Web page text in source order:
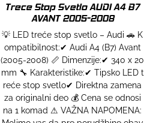
Trece Stop Svetlo AUDI A4 B7
AVANT 2005-2008
💡 LED treće stop svetlo – Audi 🚗 K
ompatibilnost:✔ Audi A4 (B7) Avant
(2005-2008) 📏 Dimenzije:✔ 340 x 20
mm 🔧 Karakteristike:✔ Tipsko LED t
reće stop svetlo✔ Direktna zamena
za originalni deo 💰 Cena se odnosi
na 1 komad ⚠ VAŽNA NAPOMENA: